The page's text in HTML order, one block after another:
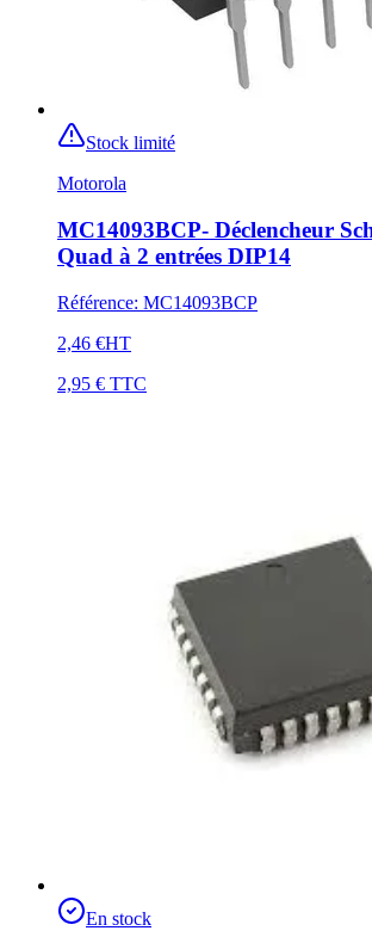
Stock limité
Motorola
MC14093BCP- Déclencheur
Quad à 2 entrées DIP14
Référence: MC14093BCP
2,46 €HT
2,95 € TTC
En stock